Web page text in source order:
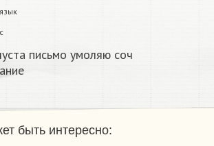
письмо умоляю соч
быть интересно: